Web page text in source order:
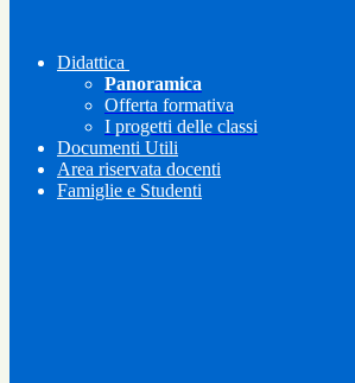
Didattica
Panoramica
Offerta formativa
I progetti delle classi
Documenti Utili
Area riservata docenti
Famiglie e Studenti